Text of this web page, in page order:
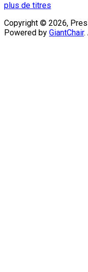
plus de titres
Copyright © 2026,
Powered by GiantChair.